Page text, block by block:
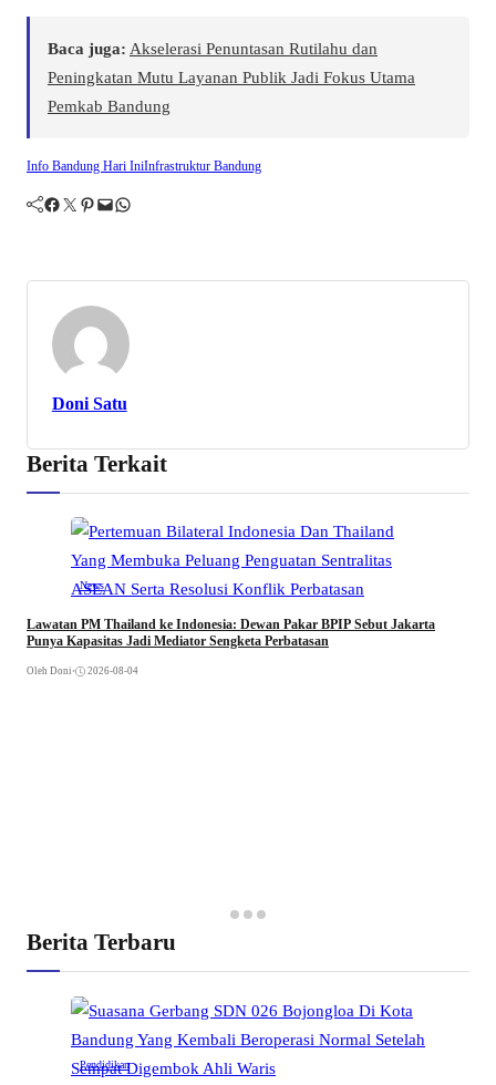
Baca juga: Akselerasi Penuntasan Rutilahu dan
Peningkatan Mutu Layanan Publik Jadi Fokus Utama
Pemkab Bandung
Info Bandung Hari IniInfrastruktur Bandung
Facebook Twitter Pinterest Mail WhatsApp
Doni Satu
Berita Terkait
News
Lawatan PM Thailand ke Indonesia: Dewan Pakar BPIP Sebut Jakarta
Punya Kapasitas Jadi Mediator Sengketa Perbatasan
Oleh Doni • 2026-08-04
Berita Terbaru
Pendidikan